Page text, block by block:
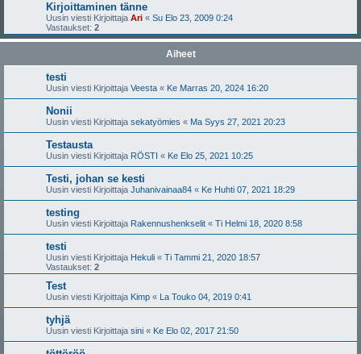
Kirjoittaminen tänne
Uusin viesti Kirjoittaja Ari « Su Elo 23, 2009 0:24
Vastaukset: 2
Aiheet
testi
Uusin viesti Kirjoittaja Veesta « Ke Marras 20, 2024 16:20
Nonii
Uusin viesti Kirjoittaja sekatyömies « Ma Syys 27, 2021 20:23
Testausta
Uusin viesti Kirjoittaja RÖSTI « Ke Elo 25, 2021 10:25
Testi, johan se kesti
Uusin viesti Kirjoittaja Juhanivainaa84 « Ke Huhti 07, 2021 18:29
testing
Uusin viesti Kirjoittaja Rakennushenkselit « Ti Helmi 18, 2020 8:58
testi
Uusin viesti Kirjoittaja Hekuli « Ti Tammi 21, 2020 18:57
Vastaukset: 2
Test
Uusin viesti Kirjoittaja Kimp « La Touko 04, 2019 0:41
tyhjä
Uusin viesti Kirjoittaja sini « Ke Elo 02, 2017 21:50